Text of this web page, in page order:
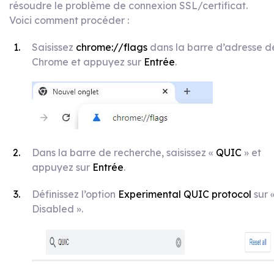
résoudre le problème de connexion SSL/certificat.
Voici comment procéder :
Saisissez chrome://flags dans la barre d’adresse
Chrome et appuyez sur Entrée.
Dans la barre de recherche, saisissez « QUIC » et
appuyez sur Entrée.
Définissez l’option Experimental QUIC protocol sur
Disabled ».